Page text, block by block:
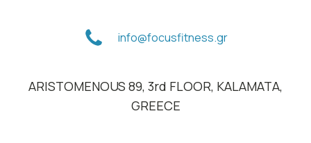
info@focusfitness.gr
ARISTOMENOUS 89, 3rd FLOOR, KALAMATA,
GREECE